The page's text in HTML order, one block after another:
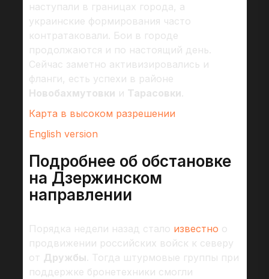
наступали в границах города, а
украинские формирования часто
контратаковали. Бои в городе
продолжаются и по настоящий день.
Сейчас заметно активизировались и
фланги, есть успехи в районе
Новобахмутовки и Тарасовки.
Карта в высоком разрешении
English version
Подробнее об обстановке
на Дзержинском
направлении
Порядка недели назад стало известно о
продвижении российских войск к северу
от Дружбы. Тогда штурмовые группы при
поддержке бронетехники смогли